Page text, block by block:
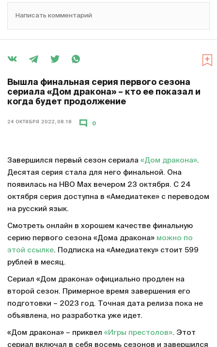
Написать комментарий
Вышла финальная серия первого сезона
сериала «Дом дракона» – кто ее показал и
когда будет продолжение
24 ОКТЯБРЯ 2022, 08:18 0
Завершился первый сезон сериала «Дом дракона».
Десятая серия стала для него финальной. Она
появилась на HBO Max вечером 23 октября. С 24
октября серия доступна в «Амедиатеке» с переводом
на русский язык.
Смотреть онлайн в хорошем качестве финальную
серию первого сезона «Дома дракона» можно по
этой ссылке. Подписка на «Амедиатеку» стоит 599
рублей в месяц.
Сериал «Дом дракона» официально продлен на
второй сезон. Примерное время завершения его
подготовки – 2023 год. Точная дата релиза пока не
объявлена, но разработка уже идет.
«Дом дракона» – приквел «Игры престолов». Этот
сериал включал в себя восемь сезонов и завершился